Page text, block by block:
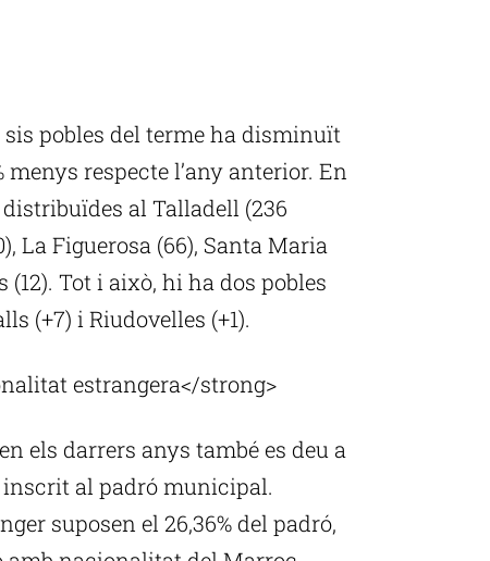
pobles del terme ha disminuït
menys respecte l’any anterior. En
al Talladell (236
La Figuerosa (66), Santa Maria
Tot i això, hi ha dos pobles
(+7) i Riudovelles (+1).
estrangera</strong>
els darrers anys també es deu a
inscrit al padró municipal.
suposen el 26,36% del padró,